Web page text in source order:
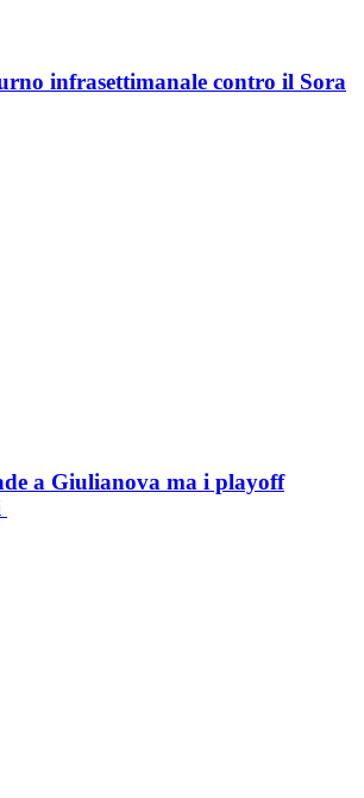
infrasettimanale contro il Sora
a Giulianova ma i playoff